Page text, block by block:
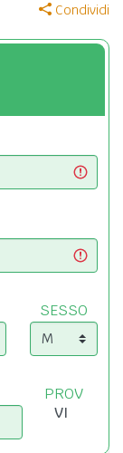
Condividi
SESSO
PROV